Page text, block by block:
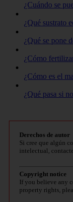
¿Cuándo se
¿Qué sustrato
¿Qué se pone
¿Cómo
¿Cómo es el
¿Qué pasa si
Derechos de autor
Si cree que algún
intelectual,
Copyright notice
If you believe any
property rights,